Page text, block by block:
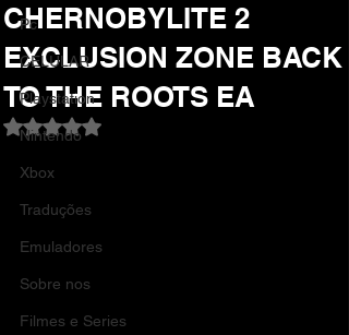
Pc
CELULAR
Playstation
Nintendo
Xbox
Traduções
Emuladores
Sobre nos
Filmes e Series
CHERNOBYLITE 2
EXCLUSION ZONE BACK
TO THE ROOTS EA
Avaliado com NaN de 5 estrelas.